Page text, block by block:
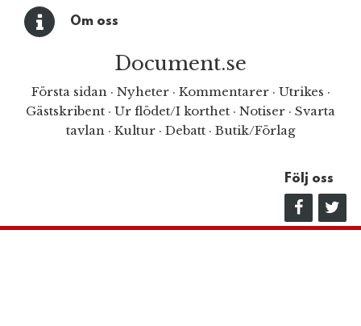
Om oss
Document.se
Första sidan· Nyheter· Kommentarer· Utrikes ·
Gästskribent · Ur flödet/I korthet · Notiser · Svarta
tavlan · Kultur · Debatt · Butik/Förlag
Följ oss